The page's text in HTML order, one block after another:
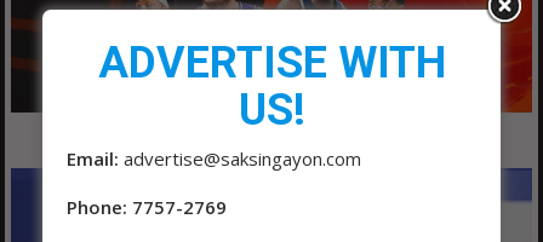
ADVERTISE WITH
US!
Email: advertise@saksingayon.com
Phone: 7757-2769